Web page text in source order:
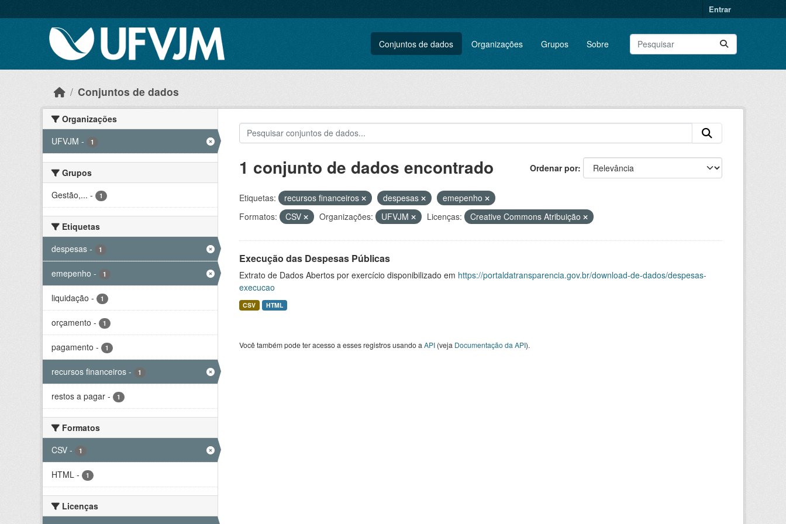
Entrar
Conjuntos de dados Organizações Grupos Sobre
Conjuntos de dados
Organizações
UFVJM - 1
Grupos
Gestão,... - 1
Etiquetas
despesas - 1
emepenho - 1
liquidação - 1
orçamento - 1
pagamento - 1
recursos financeiros - 1
restos a pagar - 1
Formatos
CSV - 1
HTML - 1
Licenças
Ordenar por
1 conjunto de dados encontrado
Etiquetas: recursos financeiros despesas
emepenho
Formatos:
CSV Organizações: UFVJM Licenças: Creative Commons Atribuição
Execução das Despesas Públicas
Extrato de Dados Abertos por exercício disponibilizado em https://portaldatransparencia.gov.br/download-de-dados/despesas-
execucao
CSV HTML
Você também pode ter acesso a esses registros usando a API(veja Documentação da API).